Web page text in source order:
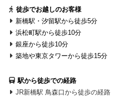
徒歩でお越しのお客様
新橋駅・汐留駅から徒歩5分
浜松町駅から徒歩10分
銀座から徒歩10分
築地や東京タワーから徒歩15分
駅から徒歩での経路
JR新橋駅 鳥森口から徒歩の経路